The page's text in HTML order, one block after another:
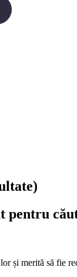
pentru
și merită să fie